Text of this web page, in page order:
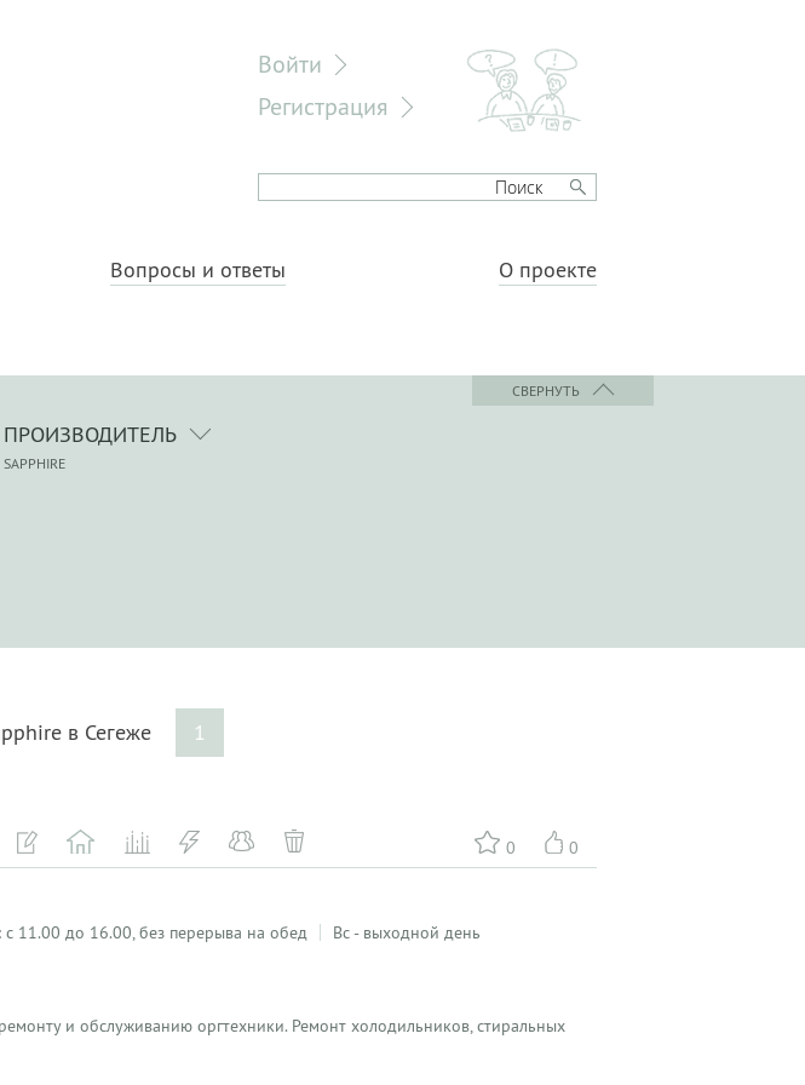
Войти
Регистрация
Вопросы и ответы О проекте
СВЕРНУТЬ
ПРОИЗВОДИТЕЛЬ
SAPPHIRE
в Сегеже 1
0 0
с 11.00 до 16.00, без перерыва на обед
Вс - выходной день
и обслуживанию оргтехники. Ремонт холодильников, стиральных